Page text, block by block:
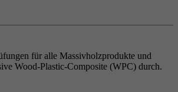
für alle Massivholzprodukte und
Wood-Plastic-Composite (WPC) durch.